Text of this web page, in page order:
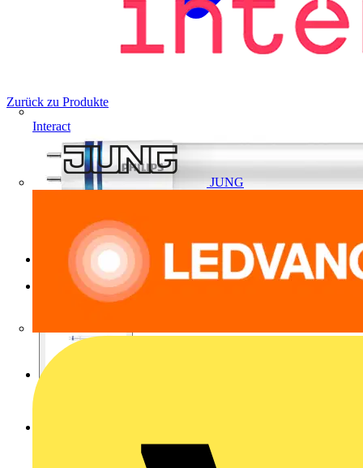
Interact
JUNG
Zurück zu Produkte